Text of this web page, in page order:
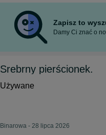
Zapisz to
Damy Ci znać o
Srebrny pierścionek.
Używane
Binarowa - 28 lipca 2026